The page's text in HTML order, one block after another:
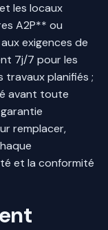
les locaux
A2P** ou
exigences de
7j/7 pour les
planifiés ;
avant toute
remplacer,
et la conformité